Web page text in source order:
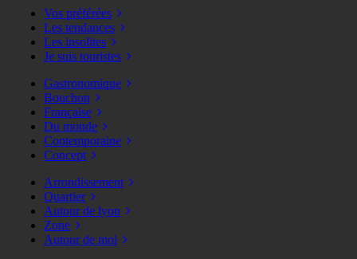
Vos préférées
Les tendances
Les insolites
Je suis touristes
Gastronomique
Bouchon
Française
Du monde
Contemporaine
Concept
Arrondissement
Quartier
Autour de lyon
Zone
Autour de moi